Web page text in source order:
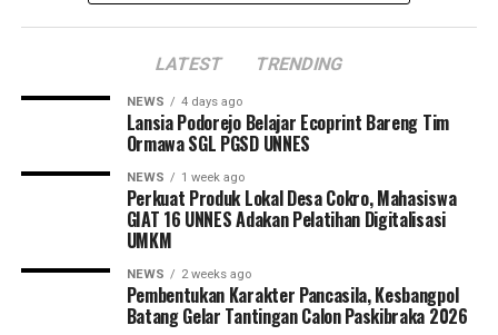
RELATED TOPICS: SEKOLAH
Sejarah, Profil, dan Jadwal Pendaftaran SMK 7
Sejarah, Profil, dan Jadwal Pendaftaran SMK Negeri 5
Semarang
LATEST TRENDING
NEWS 4 days ago
Lansia Podorejo Belajar Ecoprint Bareng Tim
Ormawa SGL PGSD UNNES
NEWS 1 week ago
Perkuat Produk Lokal Desa Cokro, Mahasiswa
GIAT 16 UNNES Adakan Pelatihan Digitalisasi
UMKM
NEWS 2 weeks ago
Pembentukan Karakter Pancasila, Kesbangpol
Batang Gelar Tantingan Calon Paskibraka 2026